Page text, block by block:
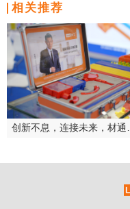
相关推荐